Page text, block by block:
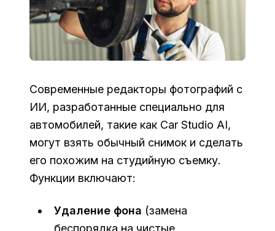
Современные редакторы фотографий с
ИИ, разработанные специально для
автомобилей, такие как Car Studio AI,
могут взять обычный снимок и сделать
его похожим на студийную съемку.
Функции включают:
Удаление фона (замена
беспорядка на чистые,